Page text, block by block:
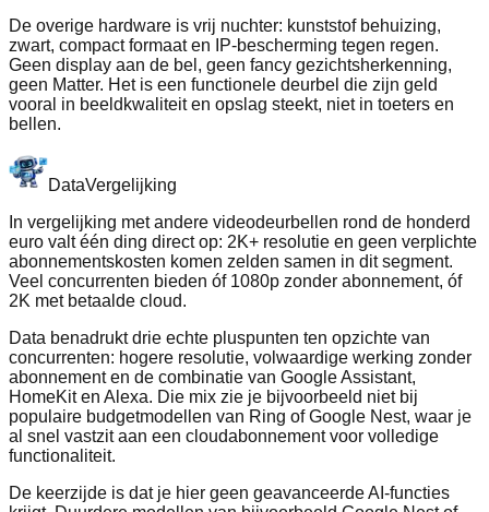
De overige hardware is vrij nuchter: kunststof behuizing,
zwart, compact formaat en IP-bescherming tegen regen.
Geen display aan de bel, geen fancy gezichtsherkenning,
geen Matter. Het is een functionele deurbel die zijn geld
vooral in beeldkwaliteit en opslag steekt, niet in toeters en
bellen.
DataVergelijking
In vergelijking met andere videodeurbellen rond de honderd
euro valt één ding direct op: 2K+ resolutie en geen verplichte
abonnementskosten komen zelden samen in dit segment.
Veel concurrenten bieden óf 1080p zonder abonnement, óf
2K met betaalde cloud.
Data benadrukt drie echte pluspunten ten opzichte van
concurrenten: hogere resolutie, volwaardige werking zonder
abonnement en de combinatie van Google Assistant,
HomeKit en Alexa. Die mix zie je bijvoorbeeld niet bij
populaire budgetmodellen van Ring of Google Nest, waar je
al snel vastzit aan een cloudabonnement voor volledige
functionaliteit.
De keerzijde is dat je hier geen geavanceerde AI-functies